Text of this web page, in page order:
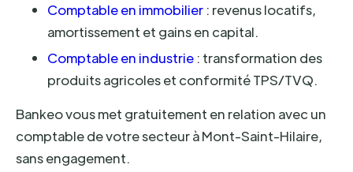
Comptable en immobilier : revenus locatifs,
amortissement et gains en capital.
Comptable en industrie : transformation des
produits agricoles et conformité TPS/TVQ.
Bankeo vous met gratuitement en relation avec un
comptable de votre secteur à Mont-Saint-Hilaire,
sans engagement.